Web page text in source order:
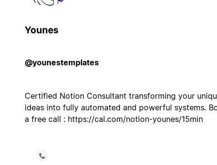
Younes
@younestemplates
Certified Notion Consultant transforming your
ideas into fully automated and powerful systems.
a free call : https://cal.com/notion-younes/15min